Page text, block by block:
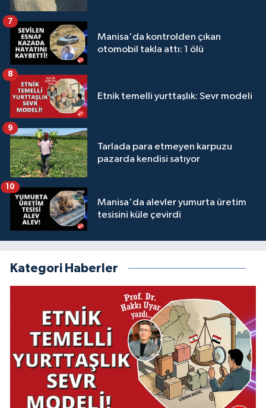
Manisa'da kontrolden çıkan
otomobil takla attı: 1 ölü
7
Etnik temelli yurttaşlık: Sevr modeli
8
Tarlada para etmeyen karpuzu
pazarda kendisi satıyor
9
Manisa'da alevler yumurta üretim
tesisini küle çevirdi
10
Kategori Haberler